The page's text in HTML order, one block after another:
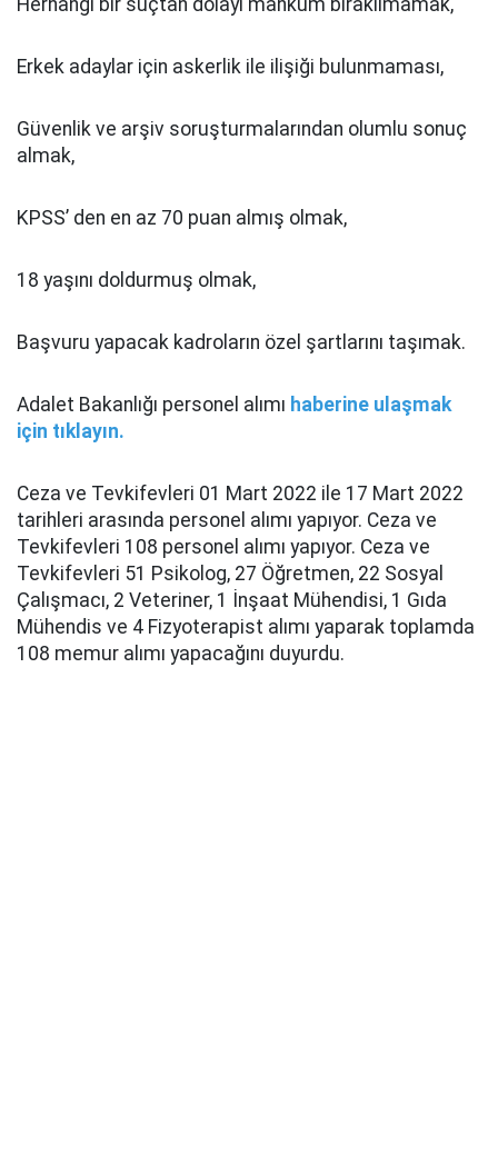
Herhangi bir suçtan dolayı mahkum bırakılmamak,
Erkek adaylar için askerlik ile ilişiği bulunmaması,
Güvenlik ve arşiv soruşturmalarından olumlu sonuç
almak,
KPSS’ den en az 70 puan almış olmak,
18 yaşını doldurmuş olmak,
Başvuru yapacak kadroların özel şartlarını taşımak.
Adalet Bakanlığı personel alımı haberine ulaşmak
için tıklayın.
Ceza ve Tevkifevleri 01 Mart 2022 ile 17 Mart 2022
tarihleri arasında personel alımı yapıyor. Ceza ve
Tevkifevleri 108 personel alımı yapıyor. Ceza ve
Tevkifevleri 51 Psikolog, 27 Öğretmen, 22 Sosyal
Çalışmacı, 2 Veteriner, 1 İnşaat Mühendisi, 1 Gıda
Mühendis ve 4 Fizyoterapist alımı yaparak toplamda
108 memur alımı yapacağını duyurdu.